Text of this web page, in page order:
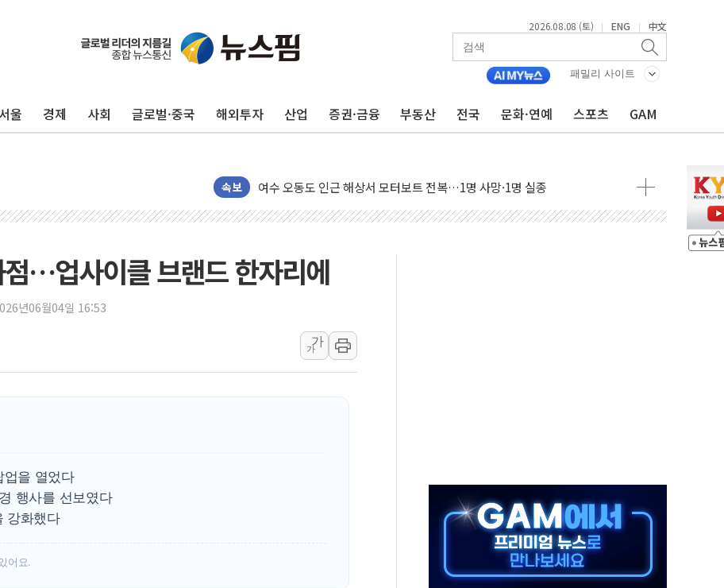
2026.08.08 (토) | ENG | 中文
패밀리 사이트
울 경제 사회 글로벌·중국 해외투자 산업 증권·금융 부동산 전국 문화·연예 스포츠 GAM
속보
美, 이란전 출구전략 만지작…공습 한계·탄약 부족 현실화
강릉·동해·삼척 시간당 최대 50㎜ 폭우…강원 동해안 강한 비 어어져
서울 중랑구 주택가서 흉기 난동…60대 남성 2명 숨져
李대통령 "결혼 때문에 손해 보는 일 없게"…'결혼 페널티' 22개 과제 손본다
추미애, '위안부' 피해자 기림의 날 참석..."국제적 시민 연대로 목소리 내야"
인천 선재도 갯벌서 해루질 중 실종 60대 나흘만에 숨진 채 발견
'화합' 꺼낸 김민석에 '뻔뻔' 받아친 정청래…제주 연설서 신경전 고조
李대통령, ISA 개편 재검토 지시…與 "적극 환영"·野 "졸속 국정"
연일 폭염에 온열질환 사망 23명…정부, 비상대응기구 가동
中 전방위 아파트 부양, 수도 베이징도 부동산 규제 철폐
인제 용대리 계곡서 수위 상승으로 피서객 7명 고립…전원 구조
동해시, 11~14일 '별똥별 멍' 운영…페르세우스 유성우 관측
李대통령, 'ISA·주가누르기 방지법' 전면 재검토 지시
…업사이클 브랜드 한자리에
년06월04일 16:53
가
가
업을 열었다
행사를 선보였다
강화했다
어요.